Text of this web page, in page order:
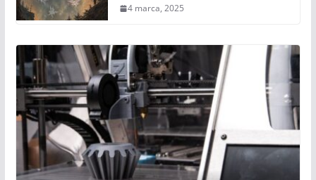
4 marca, 2025